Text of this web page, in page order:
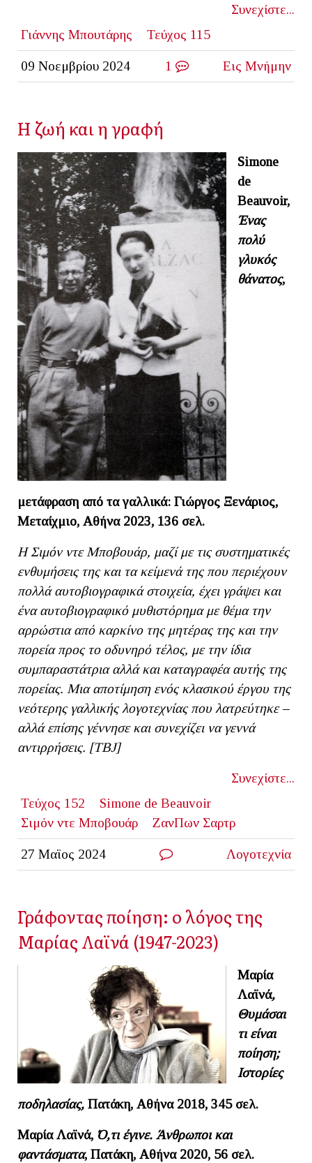
Συνεχίστε...
Γιάννης Μπουτάρης
Τεύχος 115
09 Νοεμβρίου 2024 1 Εις Μνήμην
Η ζωή και η γραφή
Simone
de
Beauvoir,
Ένας
πολύ
γλυκός
θάνατος,
μετάφραση από τα γαλλικά: Γιώργος Ξενάριος,
Μεταίχμιο, Αθήνα 2023, 136 σελ.
Η Σιμόν ντε Μποβουάρ, μαζί με τις συστηματικές
ενθυμήσεις της και τα κείμενά της που περιέχουν
πολλά αυτοβιογραφικά στοιχεία, έχει γράψει και
ένα αυτοβιογραφικό μυθιστόρημα με θέμα την
αρρώστια από καρκίνο της μητέρας της και την
πορεία προς το οδυνηρό τέλος, με την ίδια
συμπαραστάτρια αλλά και καταγραφέα αυτής της
πορείας. Μια αποτίμηση ενός κλασικού έργου της
νεότερης γαλλικής λογοτεχνίας που λατρεύτηκε –
αλλά επίσης γέννησε και συνεχίζει να γεννά
αντιρρήσεις. [ΤΒJ]
Συνεχίστε...
Τεύχος 152
Simone de Beauvoir
Σιμόν ντε Μποβουάρ
ΖανΠων Σαρτρ
27 Μαϊος 2024 Λογοτεχνία
Γράφοντας ποίηση: o λόγος της
Μαρίας Λαϊνά (1947-2023)
Μαρία
Λαϊνά,
Θυμάσαι
τι είναι
ποίηση;
Ιστορίες
ποδηλασίας, Πατάκη, Αθήνα 2018, 345 σελ.
Μαρία Λαϊνά, Ό,τι έγινε. Άνθρωποι και
φαντάσματα, Πατάκη, Αθήνα 2020, 56 σελ.